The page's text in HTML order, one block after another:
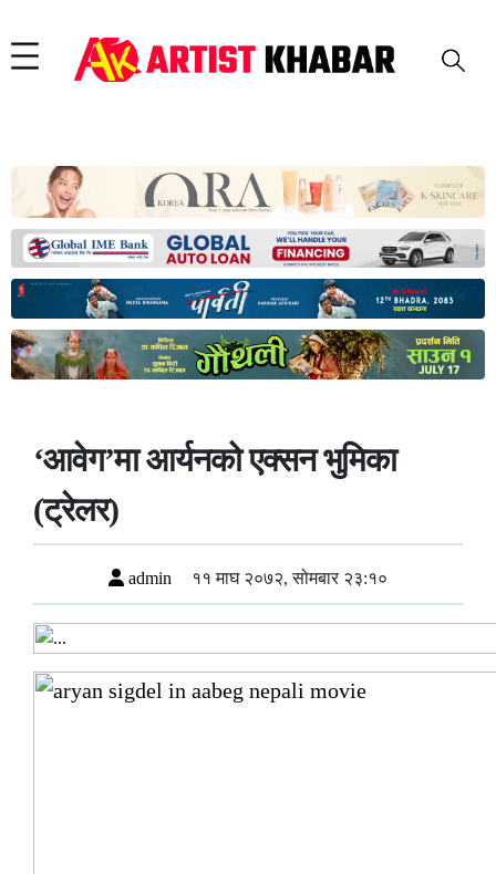
‘आवेग’मा आर्यनको एक्सन भुमिका
(ट्रेलर)
admin ११ माघ २०७२, सोमबार २३:१०